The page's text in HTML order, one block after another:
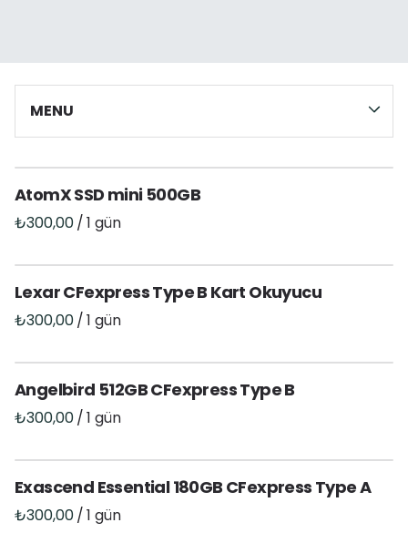
MENU
Anasayfa
Tüm Ürünler
Kategoriler
Kamera
Destekleyici
Işık
Işık Aksesuarı
Filtre
Monitör
AtomX SSD mini 500GB
/
Lexar CFexpress Type B Kart Okuyucu
/
Angelbird 512GB CFexpress Type B
/
Exascend Essential 180GB CFexpress Type A
/